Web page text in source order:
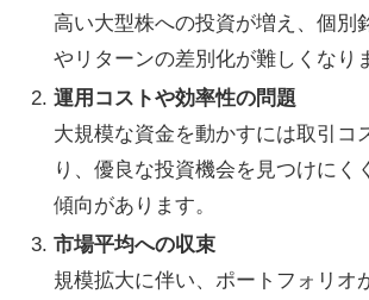
高い大型株への投資が増え、個別
やリターンの差別化が難しくなり
運用コストや効率性の問題
大規模な資金を動かすには取引コ
り、優良な投資機会を見つけにく
傾向があります。
市場平均への収束
規模拡大に伴い、ポートフォリオ